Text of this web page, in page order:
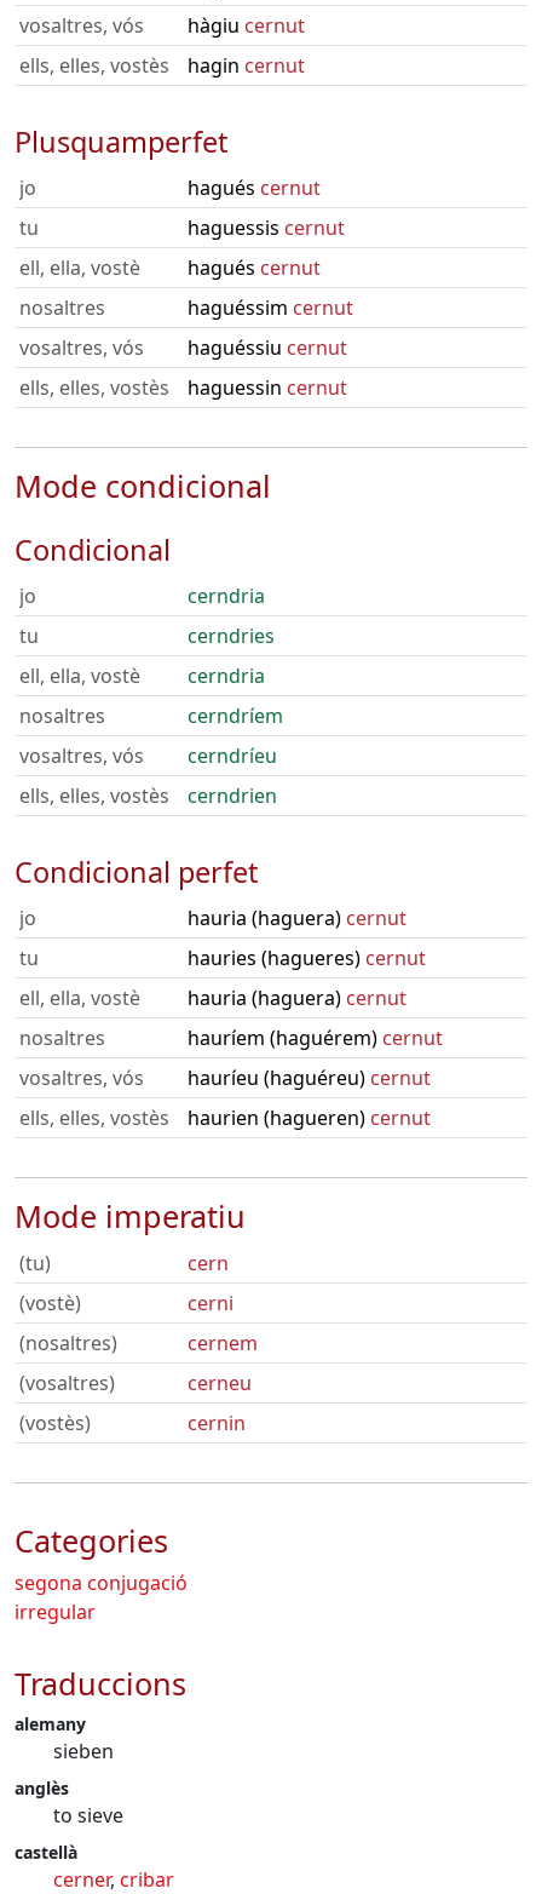
vosaltres, vós
hàgiu cernut
ells, elles, vostès
hagin cernut
Plusquamperfet
jo hagués cernut
tu
haguessis cernut
ell, ella, vostè
hagués cernut
nosaltres
haguéssim cernut
vosaltres, vós
haguéssiu cernut
ells, elles, vostès
haguessin cernut
Mode condicional
Condicional
jo
cerndria
tu
cerndries
ell, ella, vostè
cerndria
nosaltres
cerndríem
vosaltres, vós
cerndríeu
ells, elles, vostès
cerndrien
Condicional perfet
jo hauria (haguera) cernut
tu
hauries (hagueres) cernut
ell, ella, vostè
hauria (haguera) cernut
nosaltres
hauríem (haguérem) cernut
vosaltres, vós
hauríeu (haguéreu) cernut
ells, elles, vostès
haurien (hagueren) cernut
Mode imperatiu
(tu)
cern
(vostè)
cerni
(nosaltres)
cernem
(vosaltres)
cerneu
(vostès)
cernin
Categories
segona conjugació
irregular
Traduccions
alemany
sieben
anglès
to sieve
castellà
cerner, cribar